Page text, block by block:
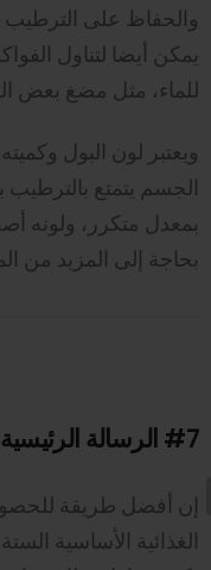
والحفاظ على الترطيب
يمكن أيضا لتناول
للماء، مثل مضغ بعض
ويعتبر لون البول
الجسم يتمتع
بمعدل متكرر، ولونه
بحاجة إلى المزيد من
#7 الرسالة
إن أفضل طريقة
الغذائية الأساسية